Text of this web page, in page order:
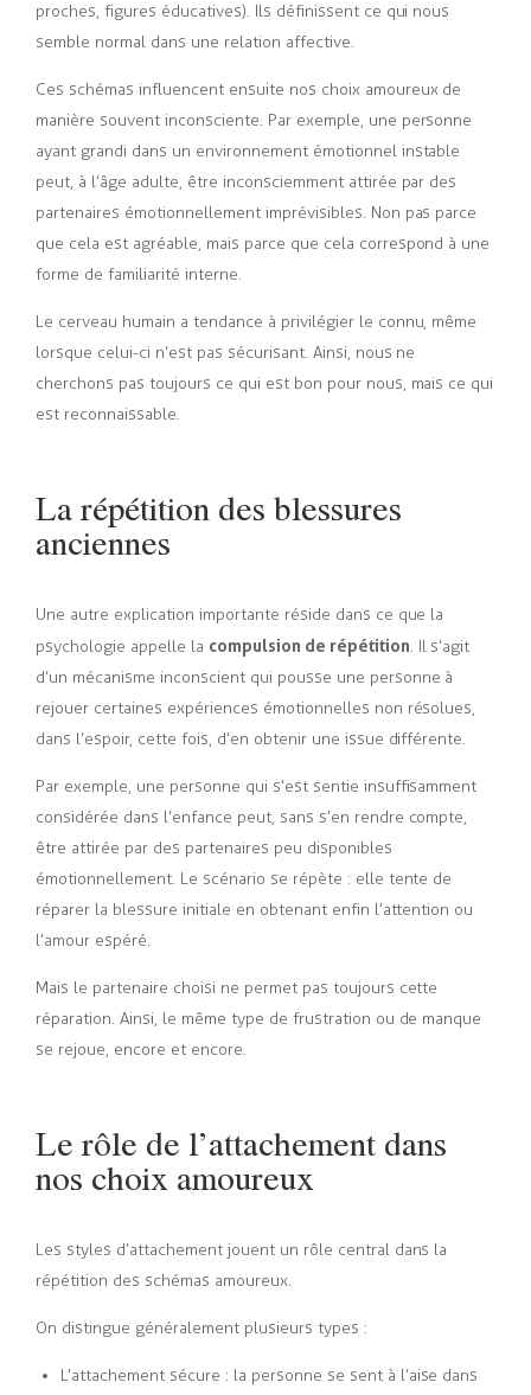
proches, figures éducatives). Ils définissent ce qui nous
semble normal dans une relation affective.
Ces schémas influencent ensuite nos choix amoureux de
manière souvent inconsciente. Par exemple, une personne
ayant grandi dans un environnement émotionnel instable
peut, à l’âge adulte, être inconsciemment attirée par des
partenaires émotionnellement imprévisibles. Non pas parce
que cela est agréable, mais parce que cela correspond à une
forme de familiarité interne.
Le cerveau humain a tendance à privilégier le connu, même
lorsque celui-ci n’est pas sécurisant. Ainsi, nous ne
cherchons pas toujours ce qui est bon pour nous, mais ce qui
est reconnaissable.
La répétition des blessures
anciennes
Une autre explication importante réside dans ce que la
psychologie appelle la compulsion de répétition. Il s’agit
d’un mécanisme inconscient qui pousse une personne à
rejouer certaines expériences émotionnelles non résolues,
dans l’espoir, cette fois, d’en obtenir une issue différente.
Par exemple, une personne qui s’est sentie insuffisamment
considérée dans l’enfance peut, sans s’en rendre compte,
être attirée par des partenaires peu disponibles
émotionnellement. Le scénario se répète : elle tente de
réparer la blessure initiale en obtenant enfin l’attention ou
l’amour espéré.
Mais le partenaire choisi ne permet pas toujours cette
réparation. Ainsi, le même type de frustration ou de manque
se rejoue, encore et encore.
Le rôle de l’attachement dans
nos choix amoureux
Les styles d’attachement jouent un rôle central dans la
répétition des schémas amoureux.
On distingue généralement plusieurs types :
L’attachement sécure : la personne se sent à l’aise dans